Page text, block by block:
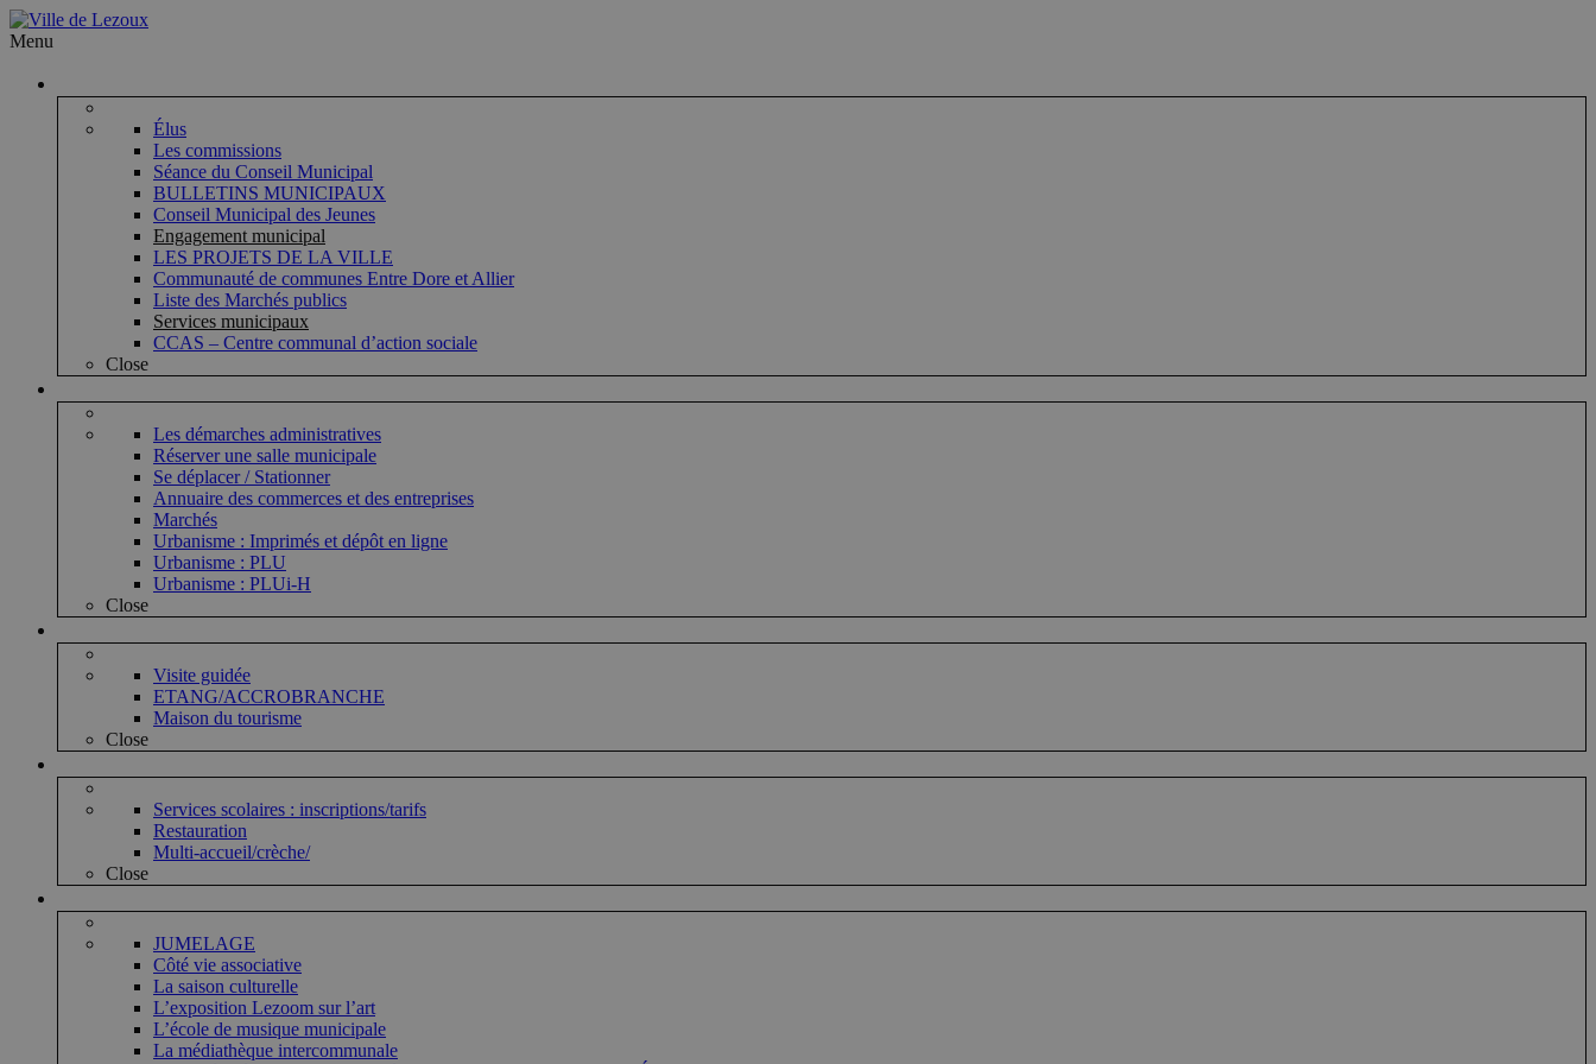
Menu
Élus
Les commissions
Séance du Conseil Municipal
BULLETINS MUNICIPAUX
Conseil Municipal des Jeunes
Engagement municipal
LES PROJETS DE LA VILLE
Communauté de communes Entre Dore et Allier
Liste des Marchés publics
Services municipaux
CCAS – Centre communal d’action sociale
Close
Les démarches administratives
Réserver une salle municipale
Se déplacer / Stationner
Annuaire des commerces et des entreprises
Marchés
Urbanisme : Imprimés et dépôt en ligne
Urbanisme : PLU
Urbanisme : PLUi-H
Close
Visite guidée
ETANG/ACCROBRANCHE
Maison du tourisme
Close
Services scolaires : inscriptions/tarifs
Restauration
Multi-accueil/crèche/
Close
JUMELAGE
Côté vie associative
La saison culturelle
L’exposition Lezoom sur l’art
L’école de musique municipale
La médiathèque intercommunale